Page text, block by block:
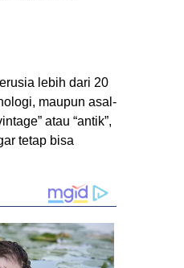
lebih dari 20
maupun asal-
atau “antik”,
tetap bisa